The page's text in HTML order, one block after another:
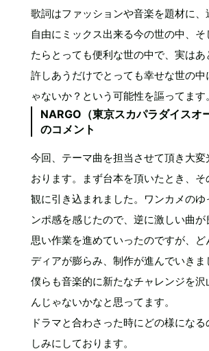
歌詞はファッションや音楽を題材に、
自由にミックス出来る今の世の中、
たらとっても便利な世の中で、実はあ
許しあうだけでとっても幸せな世の中
ゃないか？という可能性を謳ってます。
NARGO（東京スカパラダイスオ
のコメント
今回、テーマ曲を担当させて頂き大変
おります。まず台本を頂いたとき、そ
観に引き込まれました。ワンカメのゆ
ンポ感を感じたので、逆に激しい曲が
思い作業を進めていったのですが、ど
ディアが膨らみ、制作が進んでいきま
僕らも音楽的に新たなチャレンジを沢
んじゃないかなと思ってます。
ドラマと合わさった時にどの様にな
しみにしております。